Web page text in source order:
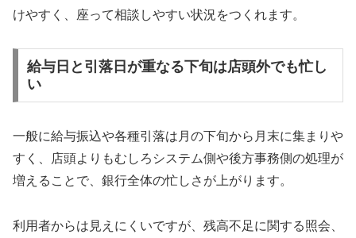
けやすく、座って相談しやすい状況をつくれます。
給与日と引落日が重なる下旬は店頭外でも忙し
い
一般に給与振込や各種引落は月の下旬から月末に集まりや
すく、店頭よりもむしろシステム側や後方事務側の処理が
増えることで、銀行全体の忙しさが上がります。
利用者からは見えにくいですが、残高不足に関する照会、